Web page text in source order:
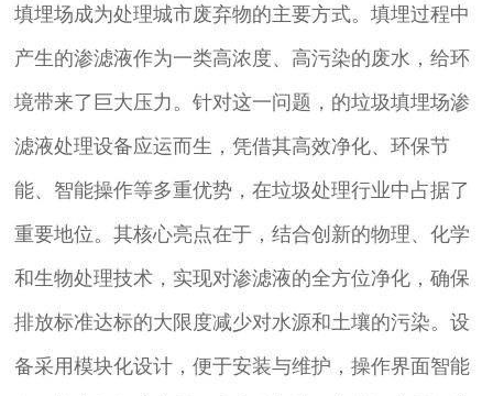
填埋场成为处理城市废弃物的主要方式。填埋过程中
产生的渗滤液作为一类高浓度、高污染的废水，给环
境带来了巨大压力。针对这一问题，的垃圾填埋场渗
滤液处理设备应运而生，凭借其高效净化、环保节
能、智能操作等多重优势，在垃圾处理行业中占据了
重要地位。其核心亮点在于，结合创新的物理、化学
和生物处理技术，实现对渗滤液的全方位净化，确保
排放标准达标的大限度减少对水源和土壤的污染。设
备采用模块化设计，便于安装与维护，操作界面智能